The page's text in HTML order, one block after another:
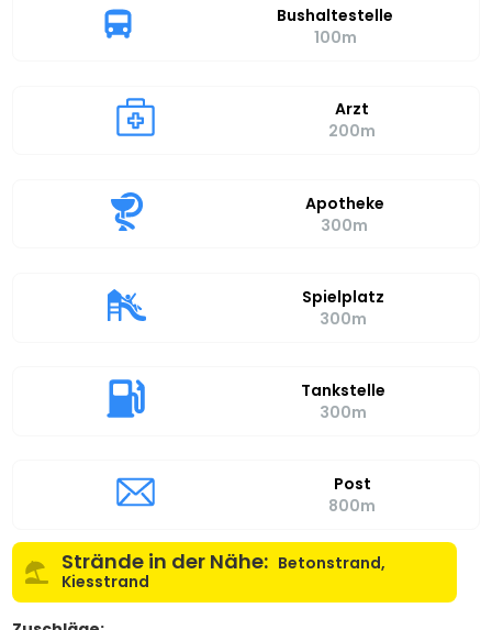
Bushaltestelle
100m
Arzt
200m
Apotheke
300m
Spielplatz
300m
Tankstelle
300m
Post
800m
Strände in der Nähe: Betonstrand,
Kiesstrand